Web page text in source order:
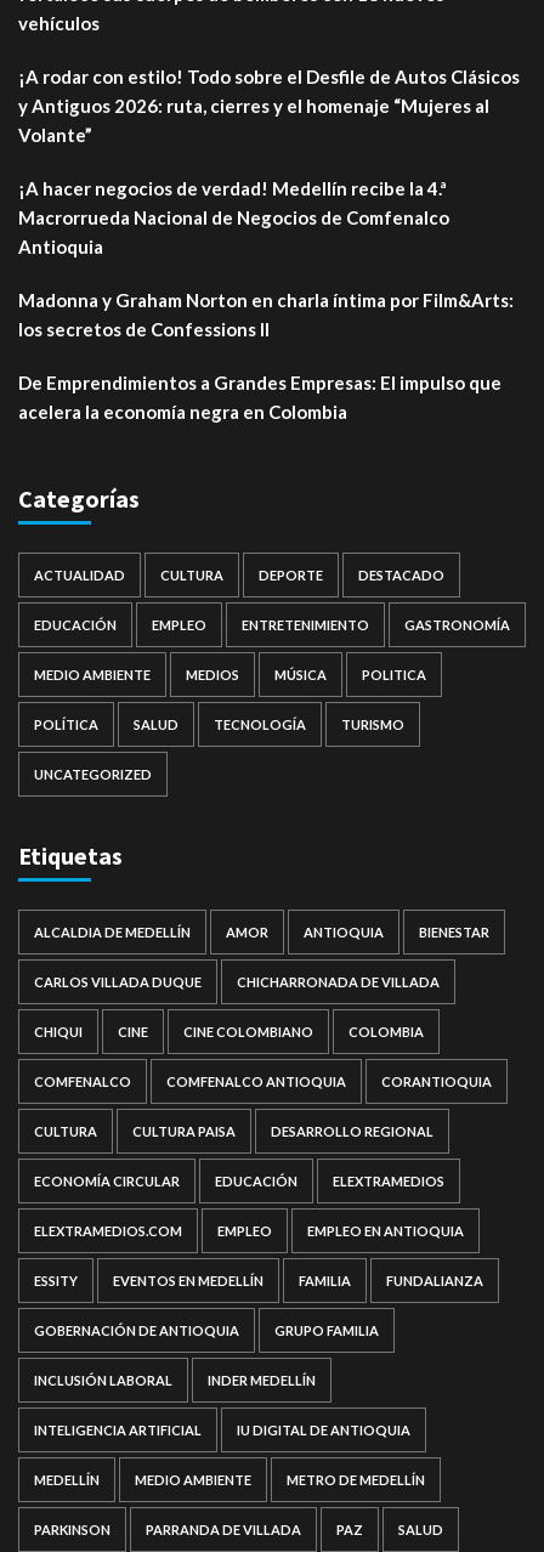
vehículos
¡A rodar con estilo! Todo sobre el Desfile de Autos Clásicos
y Antiguos 2026: ruta, cierres y el homenaje “Mujeres al
Volante”
¡A hacer negocios de verdad! Medellín recibe la 4.ª
Macrorrueda Nacional de Negocios de Comfenalco
Antioquia
Madonna y Graham Norton en charla íntima por Film&Arts:
los secretos de Confessions II
De Emprendimientos a Grandes Empresas: El impulso que
acelera la economía negra en Colombia
Categorías
ACTUALIDAD CULTURA DEPORTE DESTACADO
EDUCACIÓN EMPLEO ENTRETENIMIENTO GASTRONOMÍA
MEDIO AMBIENTE MEDIOS MÚSICA POLITICA
POLÍTICA SALUD TECNOLOGÍA TURISMO
UNCATEGORIZED
Etiquetas
ALCALDIA DE MEDELLÍN AMOR ANTIOQUIA BIENESTAR
CARLOS VILLADA DUQUE CHICHARRONADA DE VILLADA
CHIQUI CINE CINE COLOMBIANO COLOMBIA
COMFENALCO COMFENALCO ANTIOQUIA CORANTIOQUIA
CULTURA CULTURA PAISA DESARROLLO REGIONAL
ECONOMÍA CIRCULAR EDUCACIÓN ELEXTRAMEDIOS
ELEXTRAMEDIOS.COM EMPLEO EMPLEO EN ANTIOQUIA
ESSITY EVENTOS EN MEDELLÍN FAMILIA FUNDALIANZA
GOBERNACIÓN DE ANTIOQUIA GRUPO FAMILIA
INCLUSIÓN LABORAL INDER MEDELLÍN
INTELIGENCIA ARTIFICIAL IU DIGITAL DE ANTIOQUIA
MEDELLÍN MEDIO AMBIENTE METRO DE MEDELLÍN
PARKINSON PARRANDA DE VILLADA PAZ SALUD